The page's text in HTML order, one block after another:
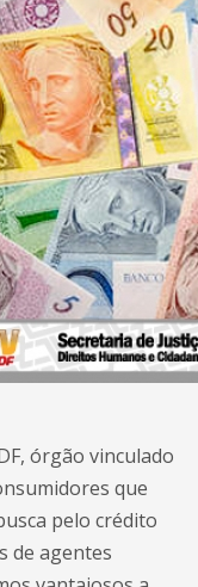
órgão vinculado
que
pelo crédito
de agentes